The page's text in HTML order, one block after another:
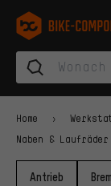
Zur
Zur
Zum Inhalt springen
Zu Marken und
Zur Fußzeile springen
bike-
Home
Naben & Laufräder
Antrieb